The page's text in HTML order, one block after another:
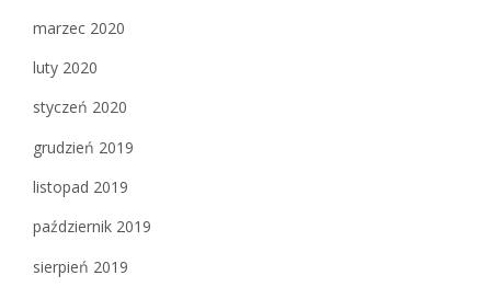
marzec 2020
luty 2020
styczeń 2020
grudzień 2019
listopad 2019
październik 2019
sierpień 2019